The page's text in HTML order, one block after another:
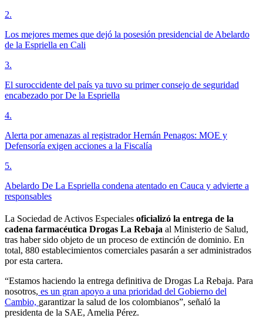
2.
Los mejores memes que dejó la posesión presidencial de Abelardo
de la Espriella en Cali
3.
El suroccidente del país ya tuvo su primer consejo de seguridad
encabezado por De la Espriella
4.
Alerta por amenazas al registrador Hernán Penagos: MOE y
Defensoría exigen acciones a la Fiscalía
5.
Abelardo De La Espriella condena atentado en Cauca y advierte a
responsables
La Sociedad de Activos Especiales oficializó la entrega de la
cadena farmacéutica Drogas La Rebaja al Ministerio de Salud,
tras haber sido objeto de un proceso de extinción de dominio. En
total, 880 establecimientos comerciales pasarán a ser administrados
por esta cartera.
“Estamos haciendo la entrega definitiva de Drogas La Rebaja. Para
nosotros, es un gran apoyo a una prioridad del Gobierno del
Cambio, garantizar la salud de los colombianos”, señaló la
presidenta de la SAE, Amelia Pérez.